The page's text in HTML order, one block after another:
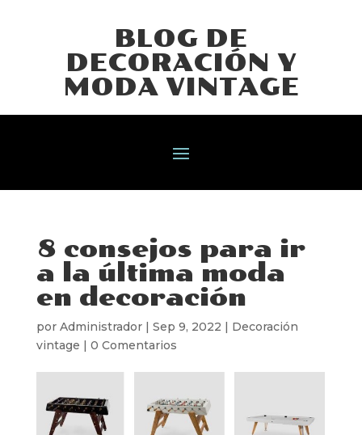
BLOG DE
DECORACIÓN Y
MODA VINTAGE
8 consejos para ir
a la última moda
en decoración
por Administrador| Sep 9, 2022 | Decoración
vintage | 0 Comentarios